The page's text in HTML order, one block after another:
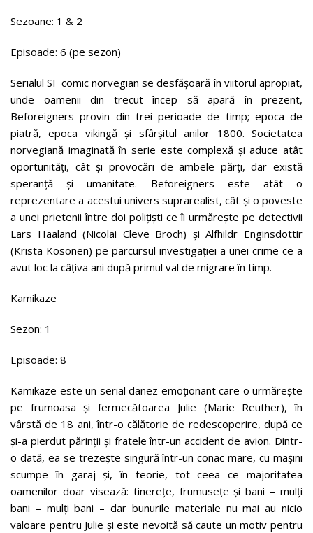
Sezoane: 1 & 2
Episoade: 6 (pe sezon)
Serialul SF comic norvegian se desfășoară în viitorul apropiat,
unde oamenii din trecut încep să apară în prezent,
Beforeigners provin din trei perioade de timp; epoca de
piatră, epoca vikingă și sfârșitul anilor 1800. Societatea
norvegiană imaginată în serie este complexă și aduce atât
oportunități, cât și provocări de ambele părți, dar există
speranță și umanitate. Beforeigners este atât o
reprezentare a acestui univers suprarealist, cât și o poveste
a unei prietenii între doi polițiști ce îi urmărește pe detectivii
Lars Haaland (Nicolai Cleve Broch) și Alfhildr Enginsdottir
(Krista Kosonen) pe parcursul investigației a unei crime ce a
avut loc la câțiva ani după primul val de migrare în timp.
Kamikaze
Sezon: 1
Episoade: 8
Kamikaze este un serial danez emoționant care o urmărește
pe frumoasa și fermecătoarea Julie (Marie Reuther), în
vârstă de 18 ani, într-o călătorie de redescoperire, după ce
și-a pierdut părinții și fratele într-un accident de avion. Dintr-
o dată, ea se trezește singură într-un conac mare, cu mașini
scumpe în garaj și, în teorie, tot ceea ce majoritatea
oamenilor doar visează: tinerețe, frumusețe și bani – mulți
bani – mulți bani – dar bunurile materiale nu mai au nicio
valoare pentru Julie și este nevoită să caute un motiv pentru